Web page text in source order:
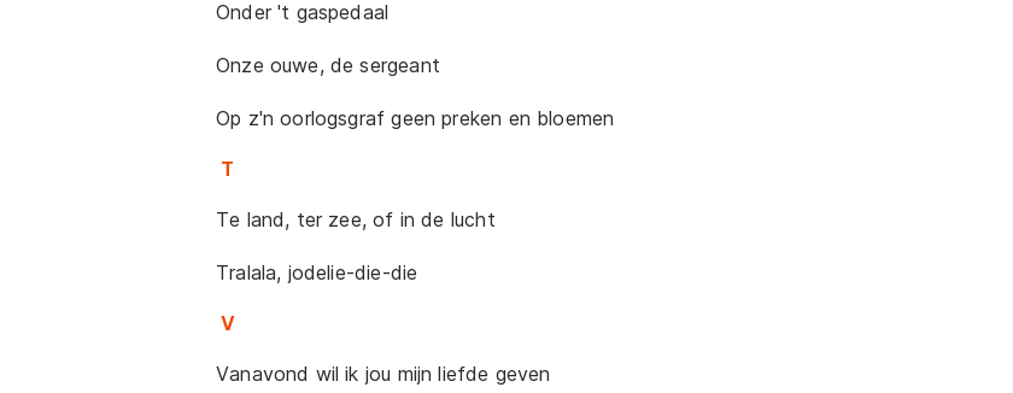
Onder 't gaspedaal
Onze ouwe, de sergeant
Op z'n oorlogsgraf geen preken en bloemen
T
Te land, ter zee, of in de lucht
Tralala, jodelie-die-die
V
Vanavond wil ik jou mijn liefde geven